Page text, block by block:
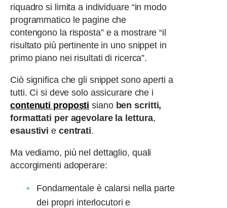
riquadro si limita a individuare “in modo
programmatico le pagine che
contengono la risposta” e a mostrare “il
risultato più pertinente in uno snippet in
primo piano nei risultati di ricerca”.
Ciò significa che gli snippet sono aperti a
tutti. Ci si deve solo assicurare che i
contenuti proposti sianoben scritti,
formattati per agevolare la lettura,
esaustivi e centrati.
Ma vediamo, più nel dettaglio, quali
accorgimenti adoperare:
Fondamentale è calarsi nella parte
dei propri interlocutori e